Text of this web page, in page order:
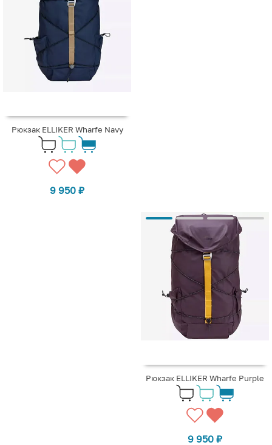
Рюкзак ELLIKER Wharfe Navy
9 950 ₽
Рюкзак ELLIKER Wharfe Purple
9 950 ₽